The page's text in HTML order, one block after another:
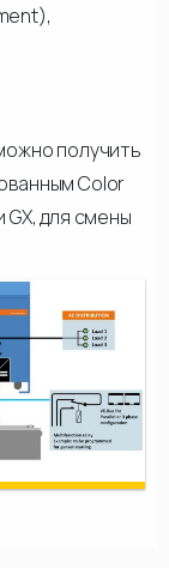
получить
Color
GX, для смены